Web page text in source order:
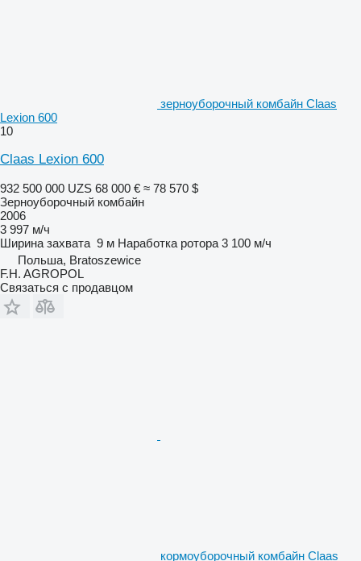
зерноуборочный комбайн Claas
Lexion 600
10
Claas Lexion 600
932 500 000 UZS 68 000 € ≈ 78 570 $
Зерноуборочный комбайн
2006
3 997 м/ч
Ширина захвата 9 м Наработка ротора 3 100 м/ч
Польша, Bratoszewice
F.H. AGROPOL
Связаться с продавцом
кормоуборочный комбайн Claas